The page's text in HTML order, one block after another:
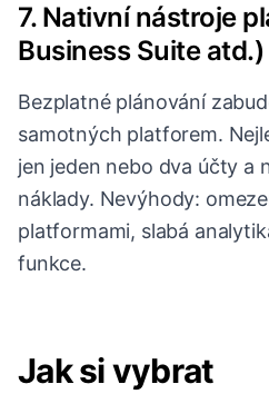
7. Nativní nástroje
Business Suite atd.)
Bezplatné plánování
samotných platforem.
jen jeden nebo dva účty a
náklady. Nevýhody:
platformami, slabá
funkce.
Jak si vybrat